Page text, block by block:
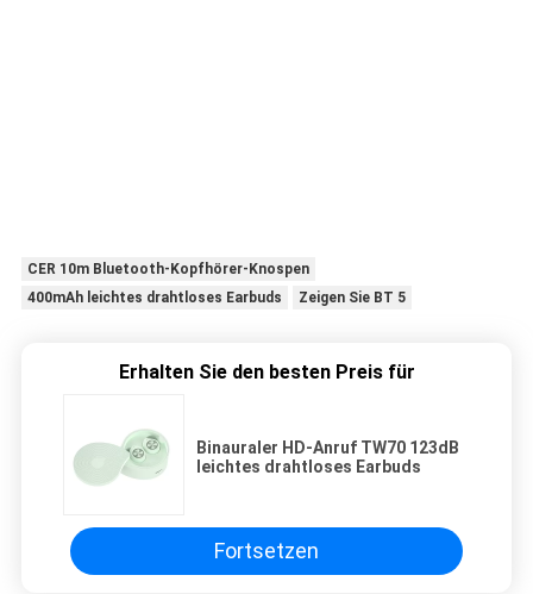
CER 10m Bluetooth-Kopfhörer-Knospen
400mAh leichtes drahtloses Earbuds
Zeigen Sie BT 5
Erhalten Sie den besten Preis für
Binauraler HD-Anruf TW70 123dB
leichtes drahtloses Earbuds
Fortsetzen